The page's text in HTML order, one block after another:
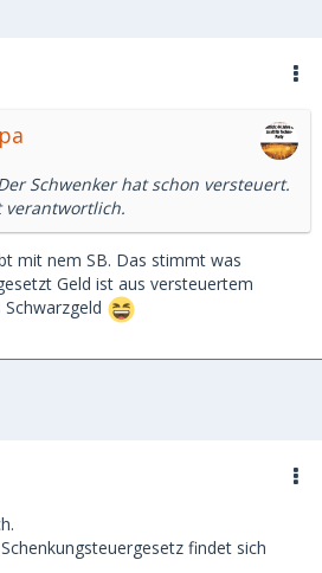
Schwenker hat schon versteuert.
verantwortlich.
mit nem SB. Das stimmt was
Geld ist aus versteuertem
findet sich